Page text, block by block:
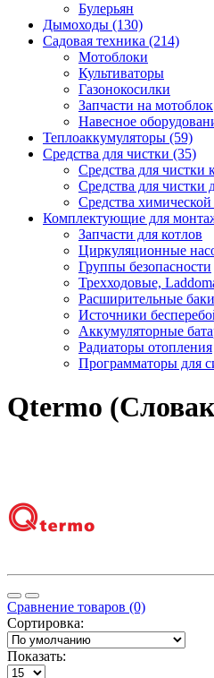
Булерьян
Дымоходы (130)
Садовая техника (214)
Мотоблоки
Культиваторы
Газонокосилки
Запчасти на мотоблок
Навесное
Теплоаккумуляторы (59)
Средства для чистки (35)
Средства для чистки
Средства для чистки
Средства химической
Комплектующие для
Запчасти для котлов
Циркуляционные
Группы безопасности
Трехходовые,
Расширительные баки
Источники
Аккумуляторные
Радиаторы отопления
Программаторы для
Qtermo
Сравнение товаров (0)
Сортировка:
Показать: